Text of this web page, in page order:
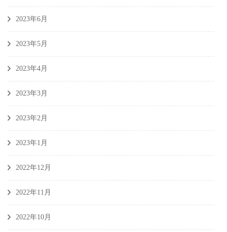
2023年6月
2023年5月
2023年4月
2023年3月
2023年2月
2023年1月
2022年12月
2022年11月
2022年10月